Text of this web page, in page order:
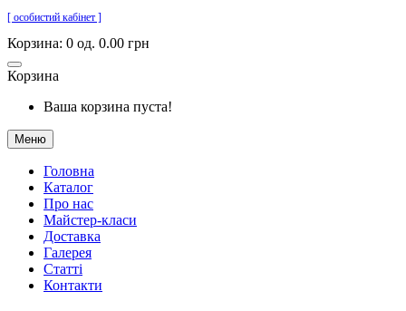
[ особистий кабінет ]
Корзина: 0 од. 0.00 грн
Корзина
Ваша корзина пуста!
Меню
Головна
Каталог
Про нас
Майстер-класи
Доставка
Галерея
Статтi
Контакти